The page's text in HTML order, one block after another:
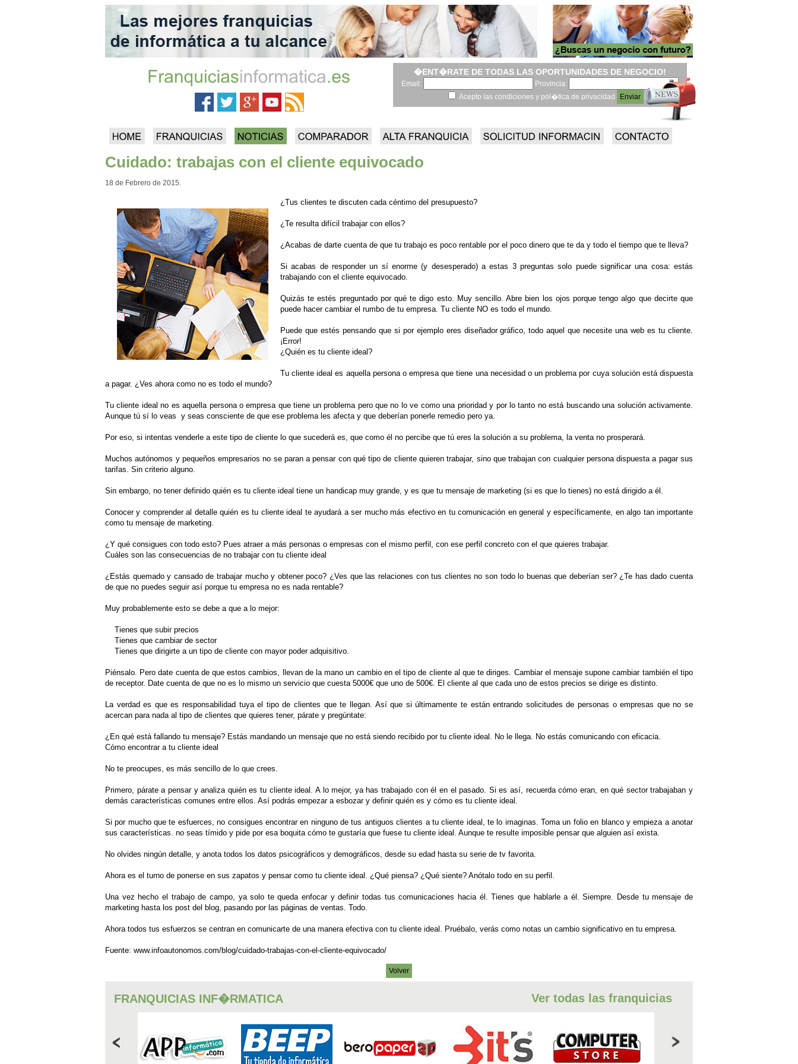
�ENT�RATE DE TODAS LAS OPORTUNIDADES DE NEGOCIO!
Email:
Provincia:
Acepto las condiciones y pol�tica de privacidad
Cuidado: trabajas con el cliente equivocado
18 de Febrero de 2015.
¿Tus clientes te discuten cada céntimo del presupuesto?
¿Te resulta difícil trabajar con ellos?
¿Acabas de darte cuenta de que tu trabajo es poco rentable por el poco dinero que te da y todo el tiempo que te lleva?
Si acabas de responder un sí enorme (y desesperado) a estas 3 preguntas solo puede significar una cosa: estás
trabajando con el cliente equivocado.
Quizás te estés preguntado por qué te digo esto. Muy sencillo. Abre bien los ojos porque tengo algo que decirte que
puede hacer cambiar el rumbo de tu empresa. Tu cliente NO es todo el mundo.
Puede que estés pensando que si por ejemplo eres diseñador gráfico, todo aquel que necesite una web es tu cliente.
¡Error!
¿Quién es tu cliente ideal?
Tu cliente ideal es aquella persona o empresa que tiene una necesidad o un problema por cuya solución está dispuesta
a pagar. ¿Ves ahora como no es todo el mundo?
Tu cliente ideal no es aquella persona o empresa que tiene un problema pero que no lo ve como una prioridad y por lo tanto no está buscando una solución activamente.
Aunque tú sí lo veas y seas consciente de que ese problema les afecta y que deberían ponerle remedio pero ya.
Por eso, si intentas venderle a este tipo de cliente lo que sucederá es, que como él no percibe que tú eres la solución a su problema, la venta no prosperará.
Muchos autónomos y pequeños empresarios no se paran a pensar con qué tipo de cliente quieren trabajar, sino que trabajan con cualquier persona dispuesta a pagar sus
tarifas. Sin criterio alguno.
Sin embargo, no tener definido quién es tu cliente ideal tiene un handicap muy grande, y es que tu mensaje de marketing (si es que lo tienes) no está dirigido a él.
Conocer y comprender al detalle quién es tu cliente ideal te ayudará a ser mucho más efectivo en tu comunicación en general y específicamente, en algo tan importante
como tu mensaje de marketing.
¿Y qué consigues con todo esto? Pues atraer a más personas o empresas con el mismo perfil, con ese perfil concreto con el que quieres trabajar.
Cuáles son las consecuencias de no trabajar con tu cliente ideal
¿Estás quemado y cansado de trabajar mucho y obtener poco? ¿Ves que las relaciones con tus clientes no son todo lo buenas que deberían ser? ¿Te has dado cuenta
de que no puedes seguir así porque tu empresa no es nada rentable?
Muy probablemente esto se debe a que a lo mejor:
Tienes que subir precios
Tienes que cambiar de sector
Tienes que dirigirte a un tipo de cliente con mayor poder adquisitivo.
Piénsalo. Pero date cuenta de que estos cambios, llevan de la mano un cambio en el tipo de cliente al que te diriges. Cambiar el mensaje supone cambiar también el tipo
de receptor. Date cuenta de que no es lo mismo un servicio que cuesta 5000€ que uno de 500€. El cliente al que cada uno de estos precios se dirige es distinto.
La verdad es que es responsabilidad tuya el tipo de clientes que te llegan. Así que si últimamente te están entrando solicitudes de personas o empresas que no se
acercan para nada al tipo de clientes que quieres tener, párate y pregúntate:
¿En qué está fallando tu mensaje? Estás mandando un mensaje que no está siendo recibido por tu cliente ideal. No le llega. No estás comunicando con eficacia.
Cómo encontrar a tu cliente ideal
No te preocupes, es más sencillo de lo que crees.
Primero, párate a pensar y analiza quién es tu cliente ideal. A lo mejor, ya has trabajado con él en el pasado. Si es así, recuerda cómo eran, en qué sector trabajaban y
demás características comunes entre ellos. Así podrás empezar a esbozar y definir quién es y cómo es tu cliente ideal.
Si por mucho que te esfuerces, no consigues encontrar en ninguno de tus antiguos clientes a tu cliente ideal, te lo imaginas. Toma un folio en blanco y empieza a anotar
sus características. no seas tímido y pide por esa boquita cómo te gustaría que fuese tu cliente ideal. Aunque te resulte imposible pensar que alguien así exista.
No olvides ningún detalle, y anota todos los datos psicográficos y demográficos, desde su edad hasta su serie de tv favorita.
Ahora es el turno de ponerse en sus zapatos y pensar como tu cliente ideal. ¿Qué piensa? ¿Qué siente? Anótalo todo en su perfil.
Una vez hecho el trabajo de campo, ya solo te queda enfocar y definir todas tus comunicaciones hacia él. Tienes que hablarle a él. Siempre. Desde tu mensaje de
marketing hasta los post del blog, pasando por las páginas de ventas. Todo.
Ahora todos tus esfuerzos se centran en comunicarte de una manera efectiva con tu cliente ideal. Pruébalo, verás como notas un cambio significativo en tu empresa.
Fuente: www.infoautonomos.com/blog/cuidado-trabajas-con-el-cliente-equivocado/
Volver
FRANQUICIAS INF�RMATICA Ver todas las franquicias